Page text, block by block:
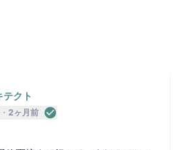
クト
2ヶ月前